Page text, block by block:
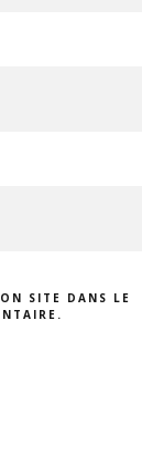
SITE DANS LE